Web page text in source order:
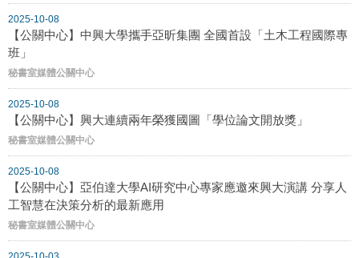
2025-10-08
【公關中心】中興大學攜手亞昕集團 全國首設「土木工程國際專
班」
秘書室媒體公關中心
2025-10-08
【公關中心】興大連續兩年榮獲國圖「學位論文開放獎」
秘書室媒體公關中心
2025-10-08
【公關中心】亞伯達大學AI研究中心專家應邀來興大演講 分享人
工智慧在決策分析的最新應用
秘書室媒體公關中心